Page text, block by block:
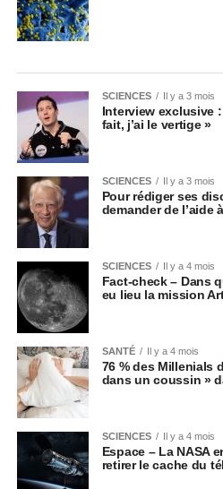
SCIENCES Il y a 3 mois
Interview exclusive
fait, j’ai le vertige »
SCIENCES Il y a 3 mois
Pour rédiger ses
demander de l’aide
SCIENCES Il y a 4 mois
Fact-check – Dans
eu lieu la mission
SANTÉ Il y a 4 mois
76 % des Millenials
dans un coussin »
SCIENCES Il y a 4 mois
Espace – La NASA
retirer le cache du